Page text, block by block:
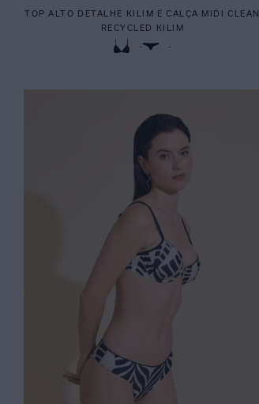
TOP ALTO DETALHE KILIM E CALÇA MIDI CLEAN
RECYCLED KILIM
- -